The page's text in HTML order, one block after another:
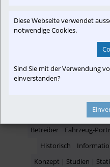
Interessensgruppen
Austria-In-Motion
Die Rote
Betreiber Fahrzeug-
Historisch
Konzept | Studien |
Diese Webseite verwendet
notwendige Cookies.
Sind Sie mit der Verwendung
einverstanden?